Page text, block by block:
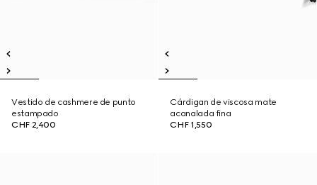
Vestido de cashmere de punto
estampado
CHF 2,400
Cárdigan de viscosa mate
acanalada fina
CHF 1,550